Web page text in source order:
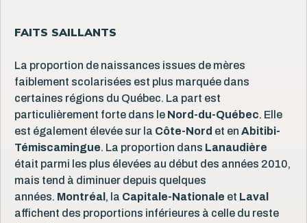
FAITS SAILLANTS
La proportion de naissances issues de mères
faiblement scolarisées est plus marquée dans
certaines régions du Québec. La part est
particulièrement forte dans le Nord-du-Québec. Elle
est également élevée sur la Côte-Nord et en Abitibi-
Témiscamingue. La proportion dans Lanaudière
était parmi les plus élevées au début des années 2010,
mais tend à diminuer depuis quelques
années. Montréal , la Capitale-Nationale et Laval
affichent des proportions inférieures à celle du reste